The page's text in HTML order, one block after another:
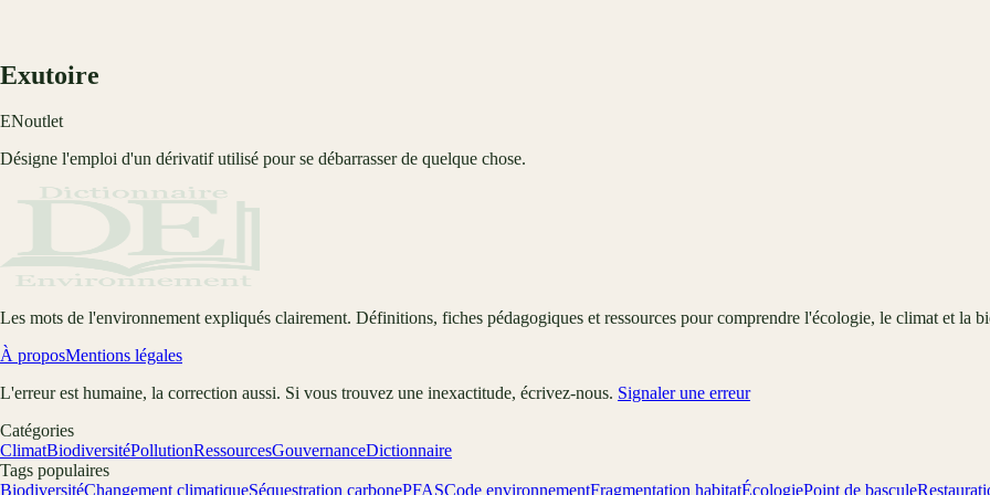
Exutoire
ENoutlet
Désigne l'emploi d'un dérivatif utilisé pour se débarrasser de quelque chose.
Les mots de l'environnement expliqués clairement. Définitions, fiches pédagogiques et ressources pour comprendre l'écologie, le climat et la
À proposMentions légales
L'erreur est humaine, la correction aussi. Si vous trouvez une inexactitude, écrivez-nous. Signaler une erreur
Catégories
ClimatBiodiversitéPollutionRessourcesGouvernanceDictionnaire
Tags populaires
BiodiversitéChangement climatiqueSéquestration carbonePFASCode environnementFragmentation habitatÉcologiePoint de bascule